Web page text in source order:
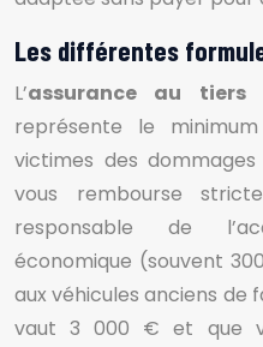
Les différentes
L’assurance au tiers
représente le
victimes des
vous rembourse
responsable de
économique (souvent
aux véhicules anciens de
vaut 3 000 € et que